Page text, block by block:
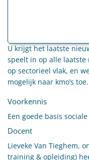
Dan is deze workshop
U krijgt het laatste
speelt in op alle laatste
op sectorieel vlak, en
mogelijk naar kmo’s toe.
Voorkennis
Een goede basis
Docent
Lieveke Van Tieghem,
training & opleiding)